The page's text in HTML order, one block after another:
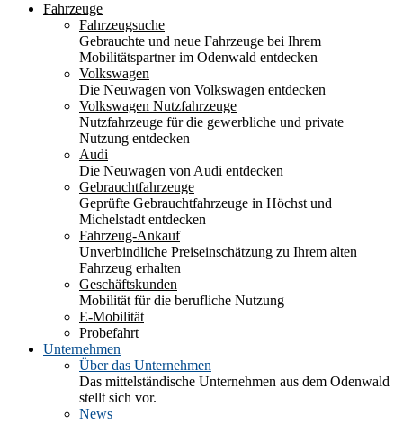
Fahrzeuge
Fahrzeugsuche
Gebrauchte und neue Fahrzeuge bei Ihrem
Mobilitätspartner im Odenwald entdecken
Volkswagen
Die Neuwagen von Volkswagen entdecken
Volkswagen Nutzfahrzeuge
Nutzfahrzeuge für die gewerbliche und private
Nutzung entdecken
Audi
Die Neuwagen von Audi entdecken
Gebrauchtfahrzeuge
Geprüfte Gebrauchtfahrzeuge in Höchst und
Michelstadt entdecken
Fahrzeug-Ankauf
Unverbindliche Preiseinschätzung zu Ihrem alten
Fahrzeug erhalten
Geschäftskunden
Mobilität für die berufliche Nutzung
E-Mobilität
Probefahrt
Unternehmen
Über das Unternehmen
Das mittelständische Unternehmen aus dem Odenwald
stellt sich vor.
News